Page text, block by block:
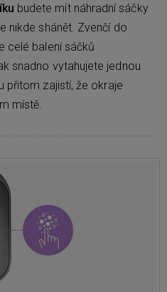
budete mít náhradní sáčky
nikde shánět. Zvenčí do
celé balení sáčků
snadno vytahujete jednou
přitom zajistí, že okraje
místě.